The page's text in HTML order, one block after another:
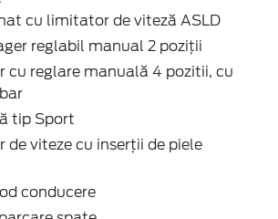
cu limitator de viteză ASLD
reglabil manual 2 poziții
cu reglare manuală 4 pozitii, cu
tip Sport
de viteze cu inserţii de piele
conducere